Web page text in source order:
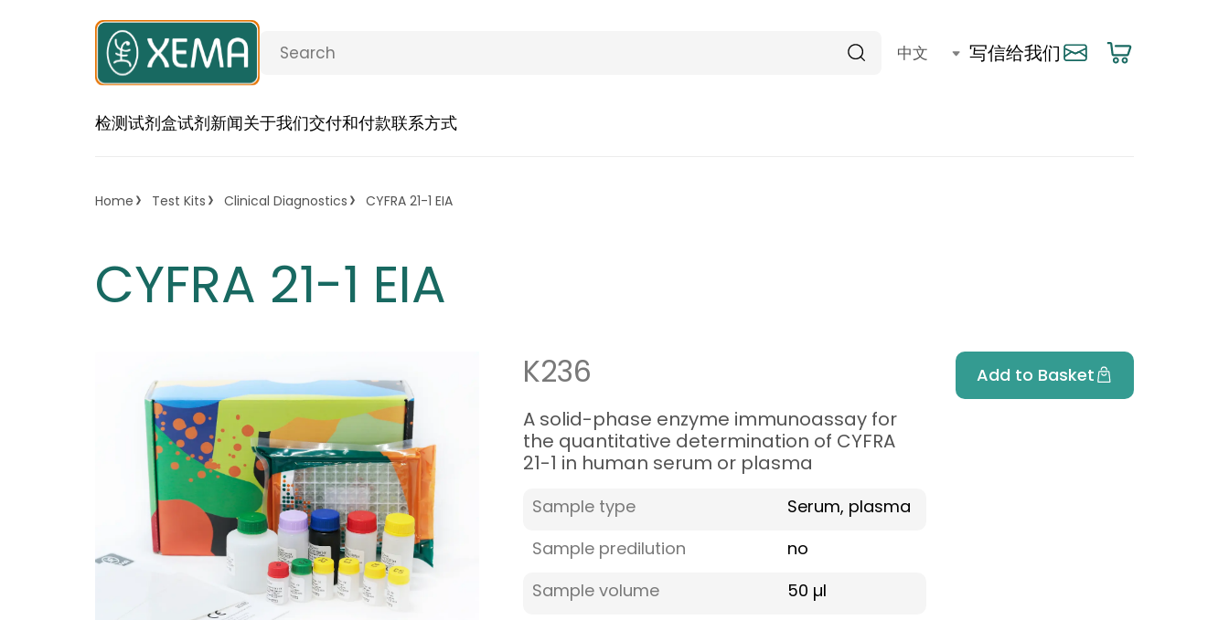
写信给我们
检测试剂盒试剂新闻关于我们交付和付款联系方式
Home Test Kits Clinical Diagnostics CYFRA 21-1 EIA
CYFRA 21-1 EIA
K236
A solid-phase enzyme immunoassay for
the quantitative determination of CYFRA
21-1 in human serum or plasma
Add to Basket
Sample type
Serum, plasma
Sample predilution
no
Sample volume
50 µl